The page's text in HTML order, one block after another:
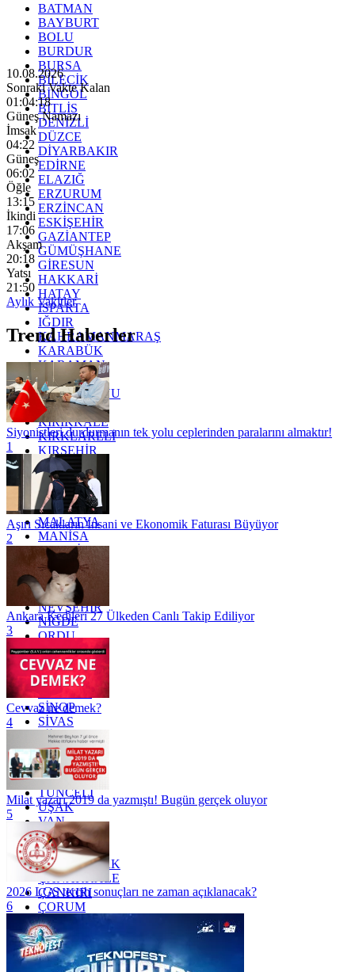
BATMAN
BAYBURT
BOLU
BURDUR
BURSA
BİLECİK
BİNGÖL
BİTLİS
DENİZLİ
DÜZCE
DİYARBAKIR
EDİRNE
ELAZIĞ
ERZURUM
ERZİNCAN
ESKİŞEHİR
GAZİANTEP
GÜMÜŞHANE
GİRESUN
HAKKARİ
HATAY
ISPARTA
IĞDIR
KAHRAMANMARAŞ
KARABÜK
KARAMAN
KARS
KASTAMONU
KAYSERİ
KIRIKKALE
KIRKLARELİ
KIRŞEHİR
KOCAELİ
KONYA
KÜTAHYA
KİLİS
MALATYA
MANİSA
MARDİN
MERSİN
MUĞLA
MUŞ
NEVŞEHİR
NİĞDE
ORDU
OSMANİYE
RİZE
SAKARYA
SAMSUN
SİNOP
SİVAS
SİİRT
TEKİRDAĞ
TOKAT
TRABZON
TUNCELİ
UŞAK
VAN
YALOVA
YOZGAT
ZONGULDAK
ÇANAKKALE
ÇANKIRI
ÇORUM
İSTANBUL
İZMİR
ŞANLIURFA
ŞIRNAK
10.08.2026
Sonraki Vakte Kalan
01:04:16
Güneş Namazı
İmsak
04:22
Güneş
06:02
Öğle
13:15
İkindi
17:06
Akşam
20:18
Yatsı
21:50
Aylık Vakitler
Trend Haberler
Siyonistleri durdurmanın tek yolu ceplerinden paralarını almaktır!
1
Aşırı Sıcakların İnsani ve Ekonomik Faturası Büyüyor
2
Ankara Kedileri 27 Ülkeden Canlı Takip Ediliyor
3
Cevvaz ne demek?
4
Milat yazarı 2019 da yazmıştı! Bugün gerçek oluyor
5
2026 LGS tercih sonuçları ne zaman açıklanacak?
6